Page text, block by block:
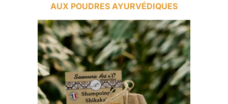
AUX POUDRES AYURVÉDIQUES